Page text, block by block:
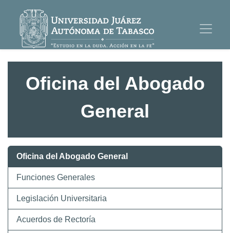
Oficina del Abogado
General
Oficina del Abogado General
Funciones Generales
Legislación Universitaria
Acuerdos de Rectoría